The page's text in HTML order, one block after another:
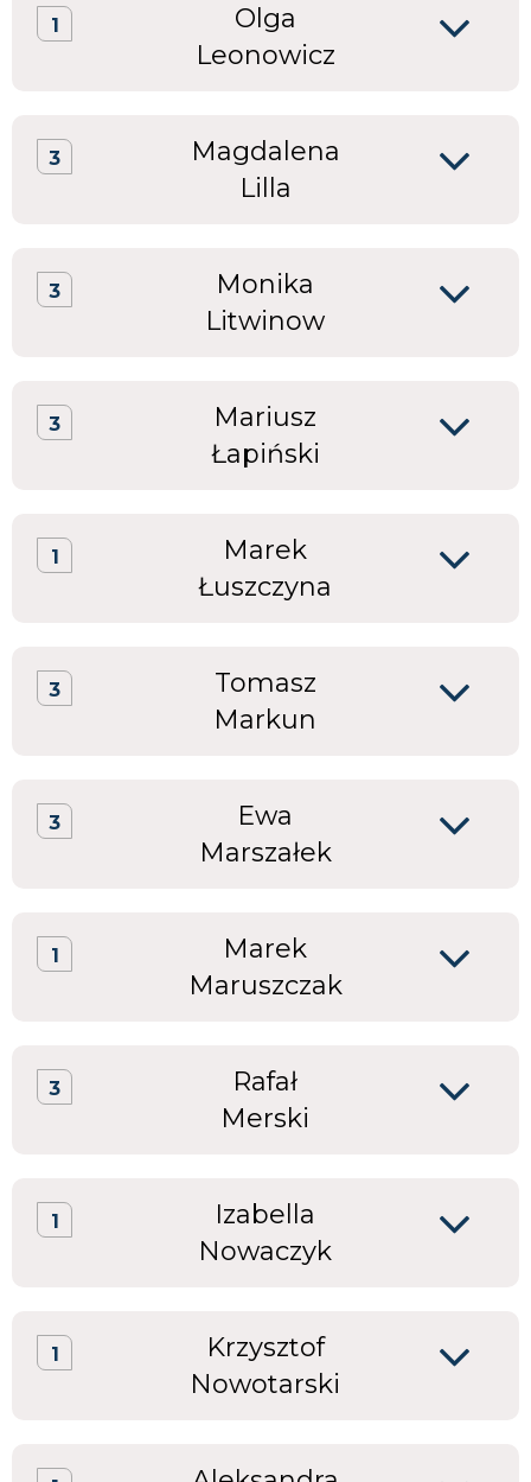
1
Olga
Leonowicz
3
Magdalena
Lilla
3
Monika
Litwinow
3
Mariusz
Łapiński
1
Marek
Łuszczyna
3
Tomasz
Markun
3
Ewa
Marszałek
1
Marek
Maruszczak
3
Rafał
Merski
1
Izabella
Nowaczyk
1
Krzysztof
Nowotarski